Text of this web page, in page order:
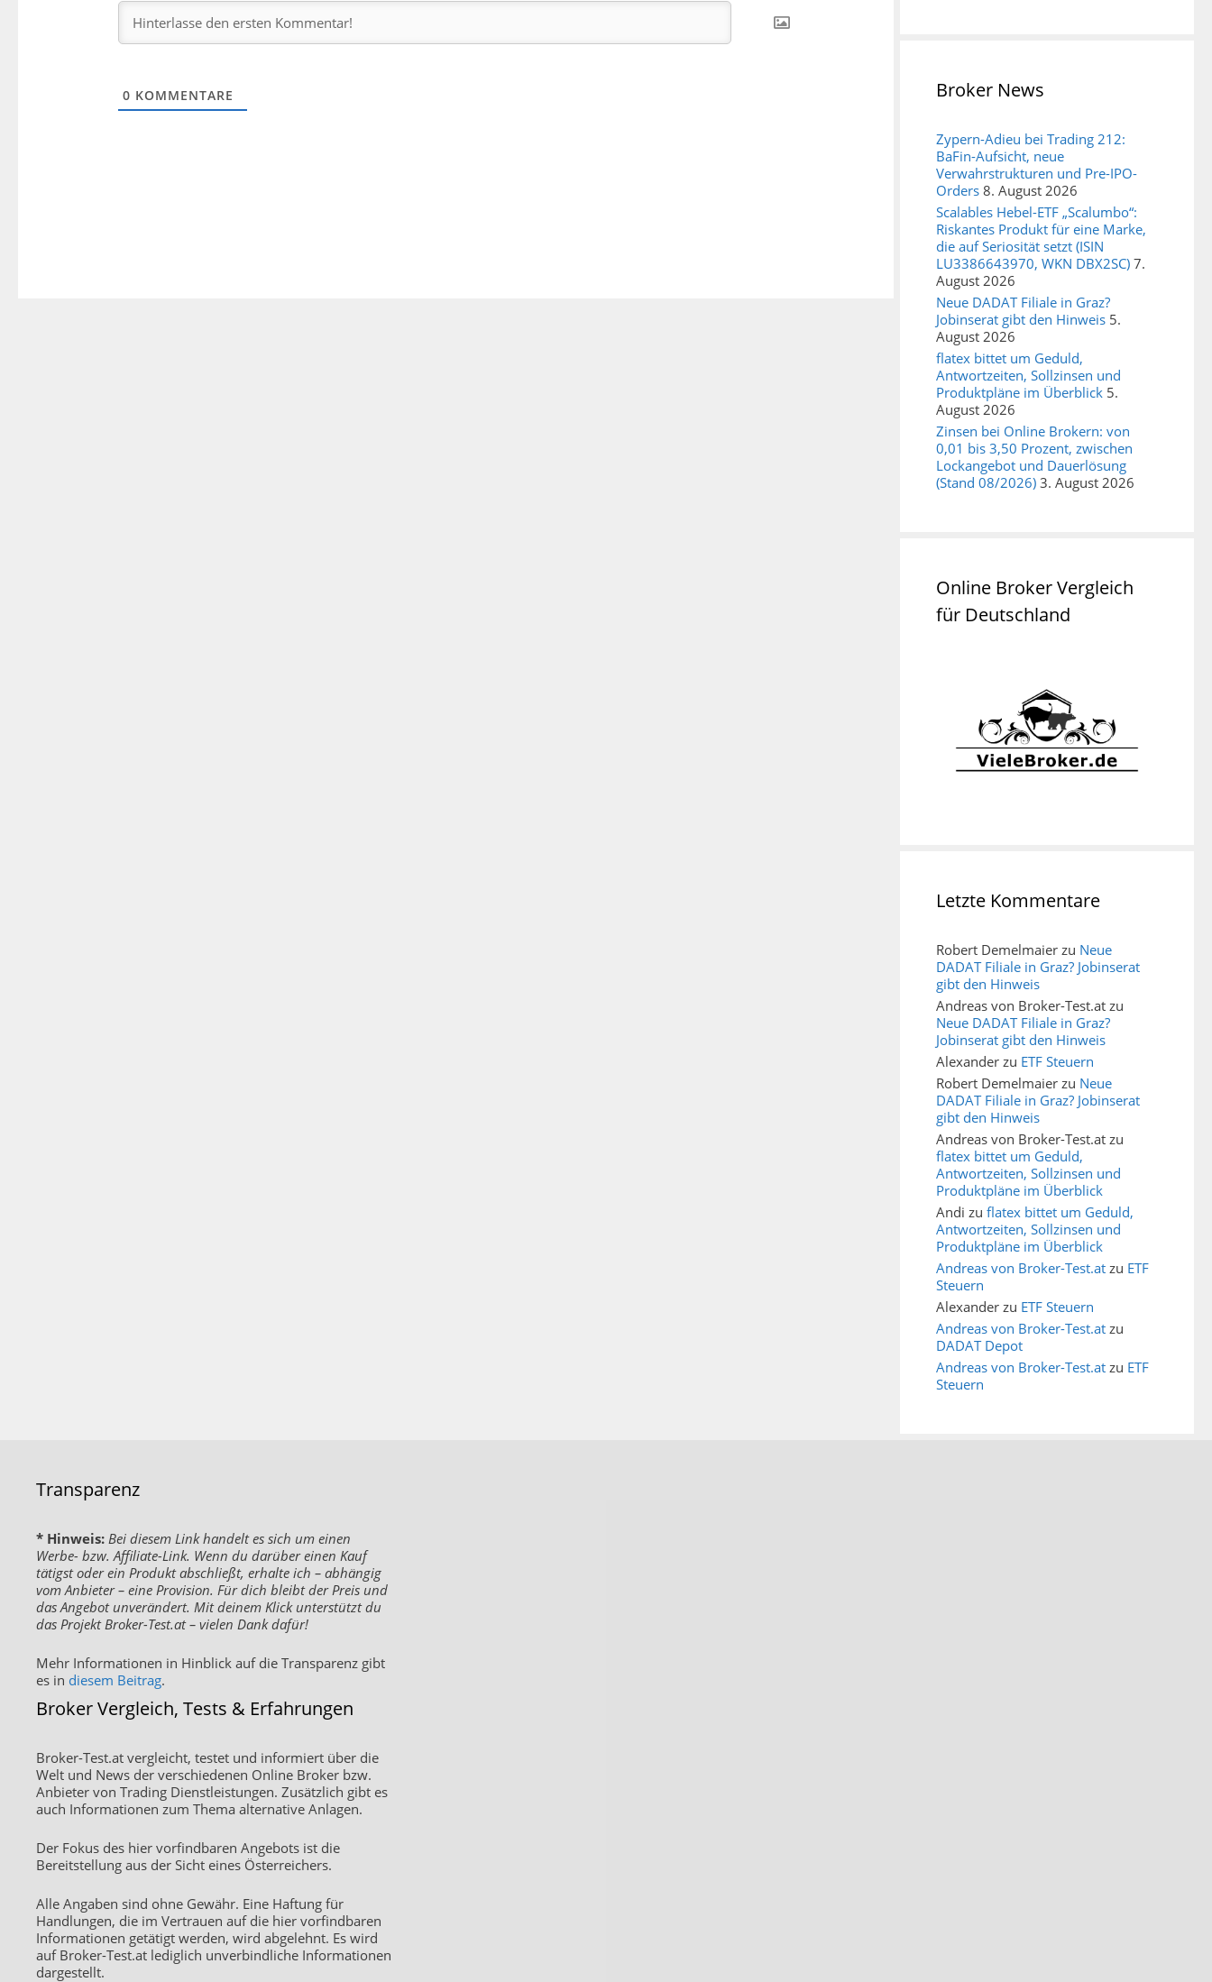
0 KOMMENTARE Broker News
Zypern-Adieu bei Trading 212:
BaFin-Aufsicht, neue
Verwahrstrukturen und Pre-IPO-
Orders 8. August 2026
Scalables Hebel-ETF „Scalumbo“:
Riskantes Produkt für eine Marke,
die auf Seriosität setzt (ISIN
LU3386643970, WKN DBX2SC) 7.
August 2026
Neue DADAT Filiale in Graz?
Jobinserat gibt den Hinweis 5.
August 2026
flatex bittet um Geduld,
Antwortzeiten, Sollzinsen und
Produktpläne im Überblick 5.
August 2026
Zinsen bei Online Brokern: von
0,01 bis 3,50 Prozent, zwischen
Lockangebot und Dauerlösung
(Stand 08/2026) 3. August 2026
Online Broker Vergleich
für Deutschland
Letzte Kommentare
Robert Demelmaier zu Neue
DADAT Filiale in Graz? Jobinserat
gibt den Hinweis
Andreas von Broker-Test.at zu
Neue DADAT Filiale in Graz?
Jobinserat gibt den Hinweis
Alexander zu ETF Steuern
Robert Demelmaier zu Neue
DADAT Filiale in Graz? Jobinserat
gibt den Hinweis
Andreas von Broker-Test.at zu
flatex bittet um Geduld,
Antwortzeiten, Sollzinsen und
Produktpläne im Überblick
Andi zu flatex bittet um Geduld,
Antwortzeiten, Sollzinsen und
Produktpläne im Überblick
Andreas von Broker-Test.at zu ETF
Steuern
Alexander zu ETF Steuern
Andreas von Broker-Test.at zu
DADAT Depot
Andreas von Broker-Test.at zu ETF
Steuern
Transparenz
* Hinweis: Bei diesem Link handelt es sich um einen
Werbe- bzw. Affiliate-Link. Wenn du darüber einen Kauf
tätigst oder ein Produkt abschließt, erhalte ich – abhängig
vom Anbieter – eine Provision. Für dich bleibt der Preis und
das Angebot unverändert. Mit deinem Klick unterstützt du
das Projekt Broker-Test.at – vielen Dank dafür!
Mehr Informationen in Hinblick auf die Transparenz gibt
es in diesem Beitrag.
Broker Vergleich, Tests & Erfahrungen
Broker-Test.at vergleicht, testet und informiert über die
Welt und News der verschiedenen Online Broker bzw.
Anbieter von Trading Dienstleistungen. Zusätzlich gibt es
auch Informationen zum Thema alternative Anlagen.
Der Fokus des hier vorfindbaren Angebots ist die
Bereitstellung aus der Sicht eines Österreichers.
Alle Angaben sind ohne Gewähr. Eine Haftung für
Handlungen, die im Vertrauen auf die hier vorfindbaren
Informationen getätigt werden, wird abgelehnt. Es wird
auf Broker-Test.at lediglich unverbindliche Informationen
dargestellt.